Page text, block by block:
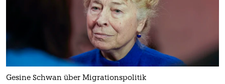
Gesine Schwan über Migrationspolitik